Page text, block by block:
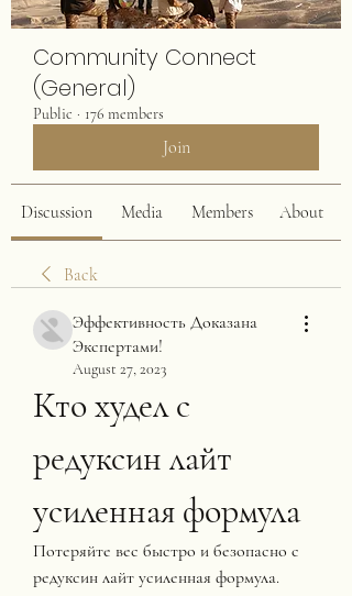
Community Connect
(General)
Public · 176 members
Join
Discussion Media Members About
Back
Эффективность Доказана
Экспертами!
August 27, 2023
Кто худел с
редуксин лайт
усиленная формула
Потеряйте вес быстро и безопасно с
редуксин лайт усиленная формула.